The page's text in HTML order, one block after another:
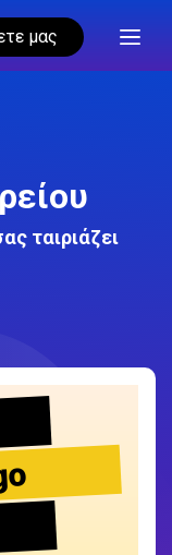
μας
ταιριάζει